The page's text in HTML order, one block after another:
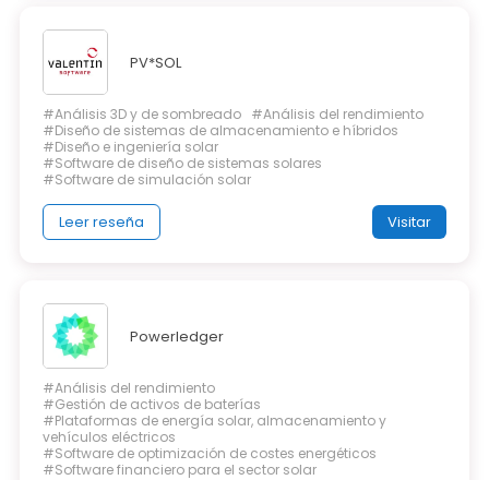
PV*SOL
#Análisis 3D y de sombreado #Análisis del rendimiento
#Diseño de sistemas de almacenamiento e híbridos
#Diseño e ingeniería solar
#Software de diseño de sistemas solares
#Software de simulación solar
Leer reseña Visitar
Powerledger
#Análisis del rendimiento
#Gestión de activos de baterías
#Plataformas de energía solar, almacenamiento y
vehículos eléctricos
#Software de optimización de costes energéticos
#Software financiero para el sector solar